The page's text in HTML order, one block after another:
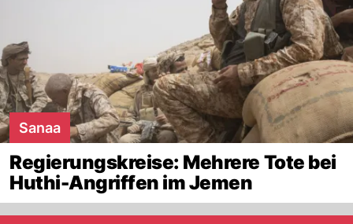
Sanaa
Regierungskreise: Mehrere Tote bei
Huthi-Angriffen im Jemen